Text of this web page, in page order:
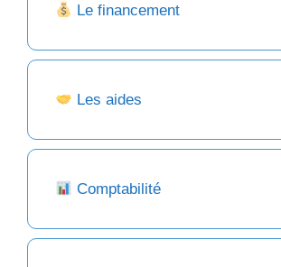
Le financement
Les aides
Comptabilité